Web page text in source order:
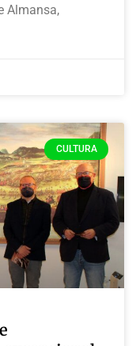
Almansa,
CULTURA